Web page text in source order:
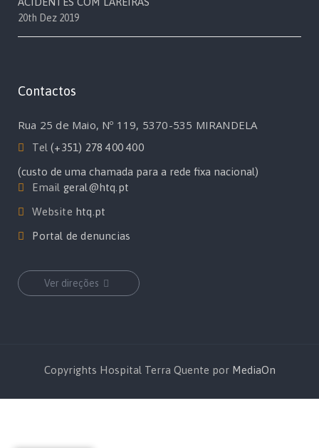
20th Dez 2019
Contactos
Rua 25 de Maio, Nº 119, 5370-535 MIRANDELA
Tel(+351) 278 400 400
(custo de uma chamada para a rede fixa nacional)
Email geral@htq.pt
Website htq.pt
Portal de denuncias
Ver direções
Copyrights Hospital Terra Quente por MediaOn